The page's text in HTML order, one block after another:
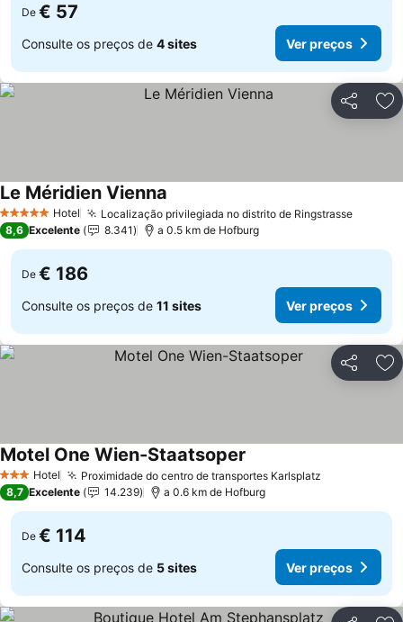
De € 57
Consulte os preços de 4 sites Ver preços
Partilhar
5 Estrelas Hotel Localização privilegiada no distrito de Ringstrasse
Le Méridien Vienna
8,6 Excelente 8.341 a 0.5 km de Hofburg
De € 186
Consulte os preços de 11 sites Ver preços
Partilhar
3 EstrelasHotel Proximidade do centro de transportes Karlsplatz
Motel One Wien-Staatsoper
8,7 Excelente 14.239 a 0.6 km de Hofburg
De € 114
Consulte os preços de 5 sites Ver preços